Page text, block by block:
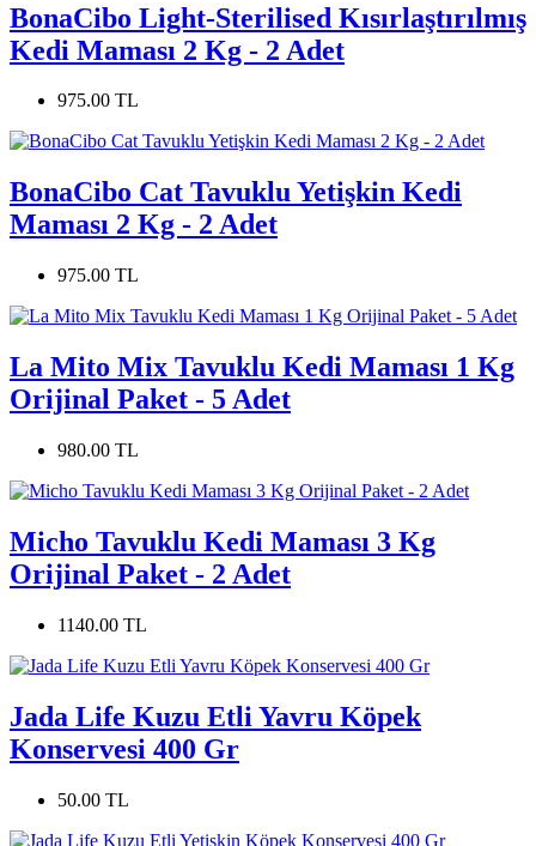
BonaCibo Light-Sterilised Kısırlaştırılmış
Kedi Maması 2 Kg - 2 Adet
975.00 TL
BonaCibo Cat Tavuklu Yetişkin Kedi
Maması 2 Kg - 2 Adet
975.00 TL
La Mito Mix Tavuklu Kedi Maması 1 Kg
Orijinal Paket - 5 Adet
980.00 TL
Micho Tavuklu Kedi Maması 3 Kg
Orijinal Paket - 2 Adet
1140.00 TL
Jada Life Kuzu Etli Yavru Köpek
Konservesi 400 Gr
50.00 TL